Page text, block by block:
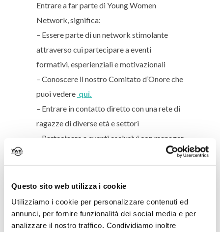
Questo sito web utilizza i cookie
Utilizziamo i cookie per personalizzare contenuti ed
annunci, per fornire funzionalità dei social media e per
analizzare il nostro traffico. Condividiamo inoltre
Entrare a far parte di Young Women
Network, significa:
– Essere parte di un network stimolante
attraverso cui partecipare a eventi
formativi, esperienziali e motivazionali
– Conoscere il nostro Comitato d’Onore che
puoi vedere qui.
– Entrare in contatto diretto con una rete di
ragazze di diverse età e settori
– Partecipare a eventi esclusivi con manager
ed esperti del mondo dell’economia e della
cultura in partnership con aziende quali
Vodafone, Axa, Mondadori etc,
– Beneficiare del sistema di convenzioni del
mondo YWN
– Entrare in contatto con la rete di